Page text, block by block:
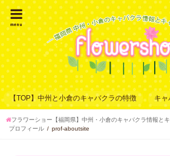
menu
【TOP】中州と小倉のキャバクラの特徴 キャ
フラワーショー【福岡県】中州・小倉のキャバクラ情報と
プロフィール
prof-aboutsite